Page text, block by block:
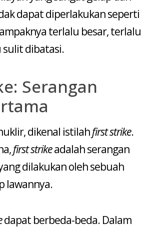
dapat diperlakukan seperti
terlalu besar, terlalu
sulit dibatasi.
Serangan
dikenal istilahfirst strike.
first strikeadalah serangan
dilakukan oleh sebuah
lawannya.
dapat berbeda-beda. Dalam